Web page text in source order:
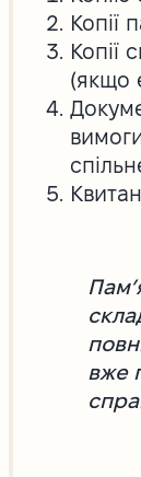
Копії
Копії
(якщо
вже